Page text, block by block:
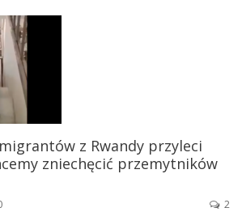
z Rwandy przyleci
zniechęcić przemytników
2